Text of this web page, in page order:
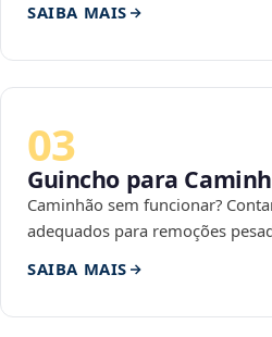
SAIBA MAIS
03
Guincho para
Caminhão sem funcionar?
adequados para remoções
SAIBA MAIS